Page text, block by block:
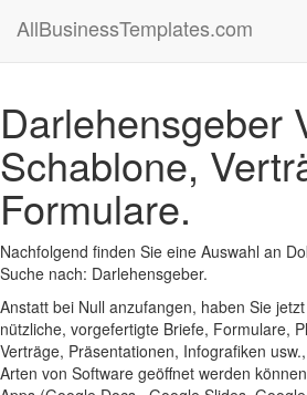
AllBusinessTemplates.com
Darlehensgeber
Schablone,
Formulare.
Nachfolgend finden Sie eine Auswahl an
Suche nach: Darlehensgeber.
Anstatt bei Null anzufangen, haben Sie
nützliche, vorgefertigte Briefe, Formulare,
Verträge, Präsentationen, Infografiken
Arten von Software geöffnet werden